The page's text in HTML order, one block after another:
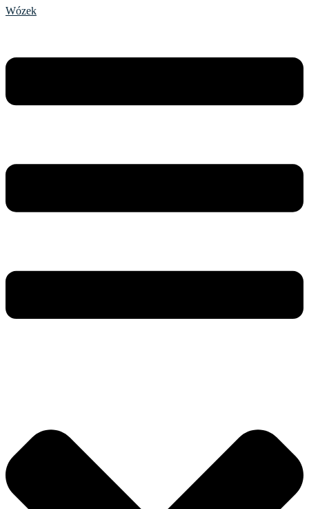
Wózek